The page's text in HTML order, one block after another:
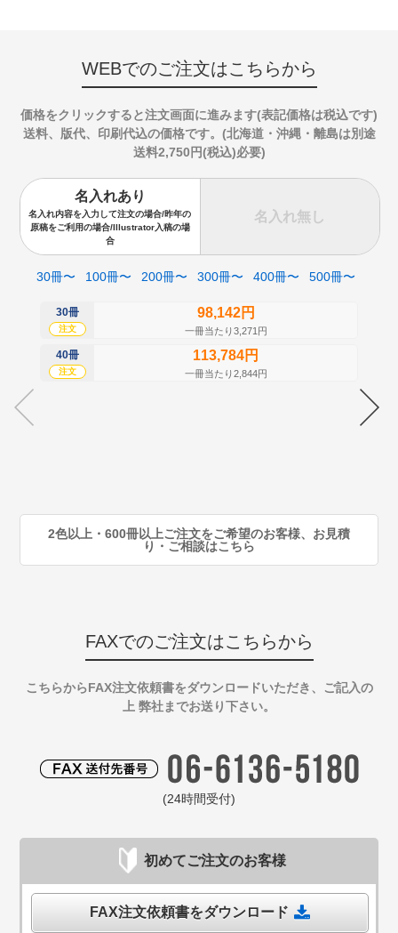
WEBでのご注文はこちらから
価格をクリックすると注文画面に進みます(表記価格は税込です)
送料、版代、印刷代込の価格です。(北海道・沖縄・離島は別途
送料2,750円(税込)必要)
名入れあり
名入れ内容を入力して注文の場合/昨年の
原稿をご利用の場合/Illustrator入稿の場
合
名入れ無し
30冊〜 100冊〜 200冊〜 300冊〜 400冊〜 500冊〜
30冊
注文
98,142円
一冊当たり3,271円
40冊
注文
113,784円
一冊当たり2,844円
2色以上・600冊以上ご注文をご希望のお客様、お見積
り・ご相談はこちら
FAXでのご注文はこちらから
こちらからFAX注文依頼書をダウンロードいただき、ご記入の
上 弊社までお送り下さい。
(24時間受付)
初めてご注文のお客様
FAX注文依頼書をダウンロード